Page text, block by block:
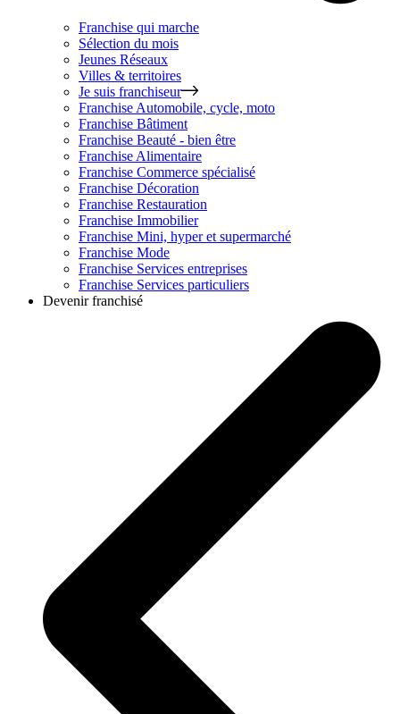
Franchise qui marche
Sélection du mois
Jeunes Réseaux
Villes & territoires
Je suis franchiseur
Franchise Automobile, cycle, moto
Franchise Bâtiment
Franchise Beauté - bien être
Franchise Alimentaire
Franchise Commerce spécialisé
Franchise Décoration
Franchise Restauration
Franchise Immobilier
Franchise Mini, hyper et supermarché
Franchise Mode
Franchise Services entreprises
Franchise Services particuliers
Devenir franchisé